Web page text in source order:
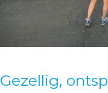
Gezellig,